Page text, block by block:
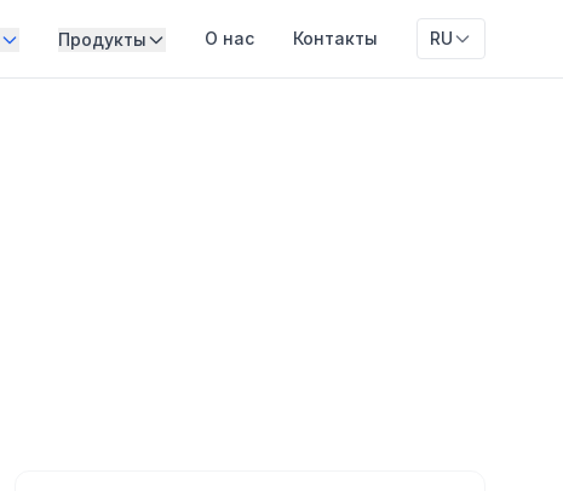
Продукты О нас Контакты RU